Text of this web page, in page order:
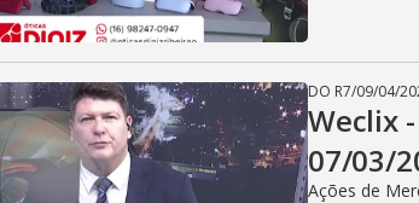
DO R7/09/04/
Weclix
07/03/
Ações de